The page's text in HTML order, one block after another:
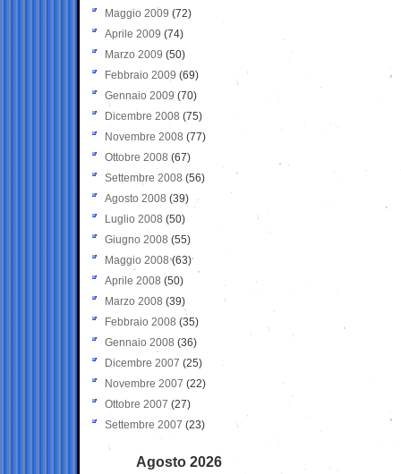
Maggio 2009 (72)
Aprile 2009 (74)
Marzo 2009 (50)
Febbraio 2009 (69)
Gennaio 2009 (70)
Dicembre 2008 (75)
Novembre 2008 (77)
Ottobre 2008 (67)
Settembre 2008 (56)
Agosto 2008 (39)
Luglio 2008 (50)
Giugno 2008 (55)
Maggio 2008(63)
Aprile 2008 (50)
Marzo 2008 (39)
Febbraio 2008 (35)
Gennaio 2008 (36)
Dicembre 2007 (25)
Novembre 2007 (22)
Ottobre 2007 (27)
Settembre 2007 (23)
Agosto 2026